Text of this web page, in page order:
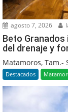
agosto 7, 2026
Beto
del drenaje y
Matamoros, Tam.-
Destacados